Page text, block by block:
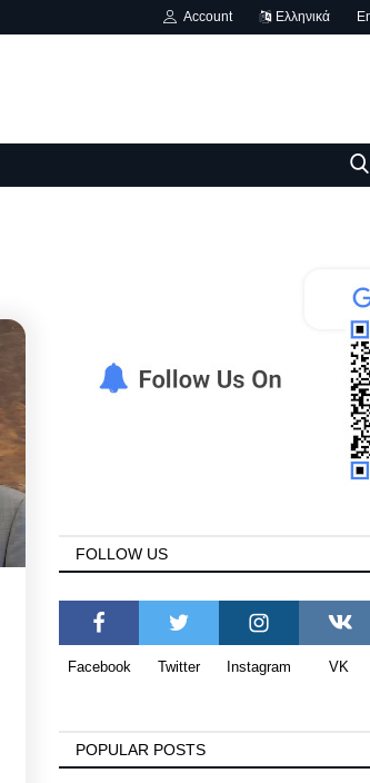
Account Ελληνικά
FOLLOW US
Facebook Twitter Instagram VK
POPULAR POSTS